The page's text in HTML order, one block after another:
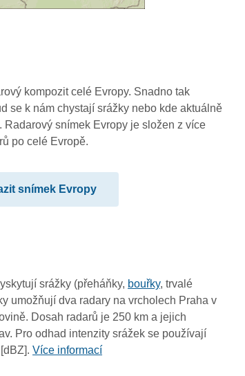
04:30
04:20
04:10
02:30
02:20
02:10
02:00
kompozit celé Evropy. Snadno tak
se k nám chystají srážky nebo kde aktuálně
Radarový snímek Evropy je složen z více
po celé Evropě.
snímek Evropy
srážky (přeháňky, bouřky, trvalé
umožňují dva radary na vrcholech Praha v
Dosah radarů je 250 km a jejich
Pro odhad intenzity srážek se používají
[dBZ].Více informací